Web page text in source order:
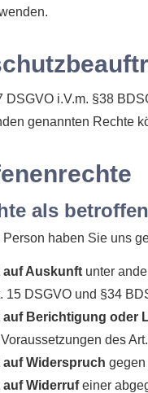
DSGVO i.V.m. §38
genannten Rechte
als
Person haben Sie uns
auf Auskunft unter
15 DSGVO und §34
auf Berichtigung oder
des
auf Widerspruch gegen
auf Widerrufeiner